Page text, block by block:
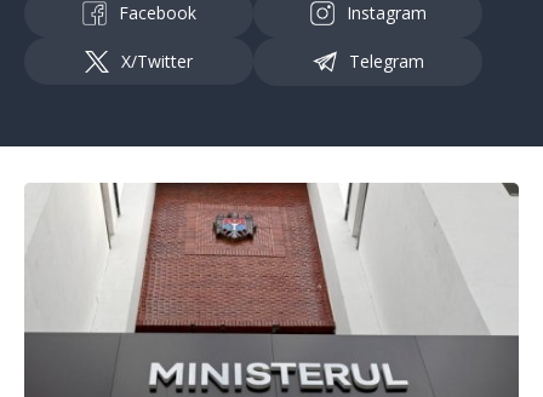
Facebook Instagram
X/Twitter Telegram